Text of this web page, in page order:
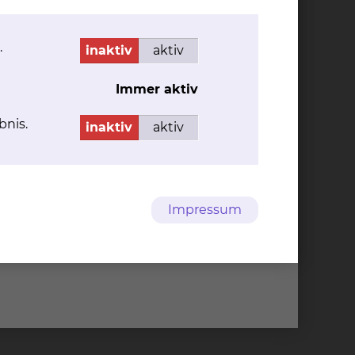
Tel.:+49 531 314 924
mehr
Cookie Einstellungen
inaktiv aktiv
Immer aktiv
inaktiv aktiv
Impressum